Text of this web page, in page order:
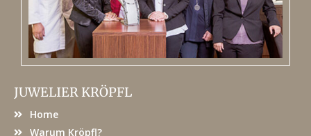
JUWELIER KRÖPFL
Home
Warum Kröpfl?